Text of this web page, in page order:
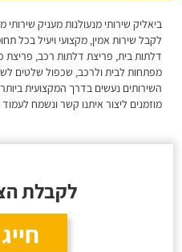
ביאליק שירותי מנעולנות מעניק
לקבל שירות אמין, מקצועי ויעיל בכל
דלתות בית, פריצת דלתות רכב,
מפתחות לבית ולרכב, שכפול שלטים
השירותים נעשים בדרך המקצועית
מוזמנים ליצור איתנו קשר ונשמח
לקבלת
חייג